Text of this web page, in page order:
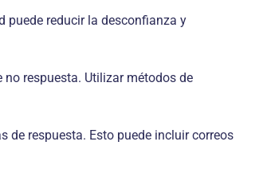
puede reducir la desconfianza y
respuesta. Utilizar métodos de
respuesta. Esto puede incluir correos